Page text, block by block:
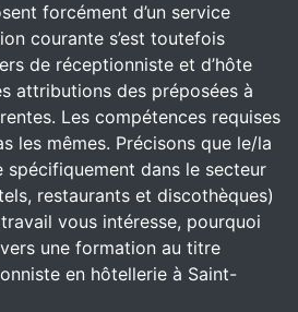
forcément d’un service
courante s’est toutefois
de réceptionniste et d’hôte
attributions des préposées à
Les compétences requises
les mêmes. Précisons que le/la
spécifiquement dans le secteur
restaurants et discothèques)
vous intéresse, pourquoi
une formation au titre
en hôtellerie à Saint-